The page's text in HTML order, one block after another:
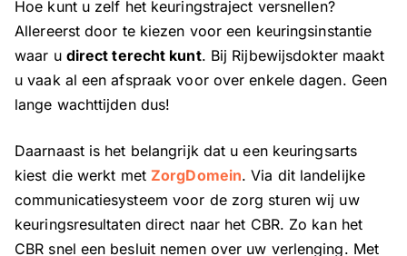
Hoe kunt u zelf het keuringstraject versnellen?
Allereerst door te kiezen voor een keuringsinstantie
waar u direct terecht kunt. Bij Rijbewijsdokter maakt
u vaak al een afspraak voor over enkele dagen. Geen
lange wachttijden dus!
Daarnaast is het belangrijk dat u een keuringsarts
kiest die werkt met ZorgDomein. Via dit landelijke
communicatiesysteem voor de zorg sturen wij uw
keuringsresultaten direct naar het CBR. Zo kan het
CBR snel een besluit nemen over uw verlenging. Met